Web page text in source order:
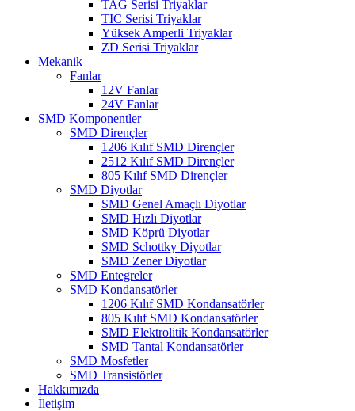
TAG Serisi Triyaklar
TIC Serisi Triyaklar
Yüksek Amperli Triyaklar
ZD Serisi Triyaklar
Mekanik
Fanlar
12V Fanlar
24V Fanlar
SMD Komponentler
SMD Dirençler
1206 Kılıf SMD Dirençler
2512 Kılıf SMD Dirençler
805 Kılıf SMD Dirençler
SMD Diyotlar
SMD Genel Amaçlı Diyotlar
SMD Hızlı Diyotlar
SMD Köprü Diyotlar
SMD Schottky Diyotlar
SMD Zener Diyotlar
SMD Entegreler
SMD Kondansatörler
1206 Kılıf SMD Kondansatörler
805 Kılıf SMD Kondansatörler
SMD Elektrolitik Kondansatörler
SMD Tantal Kondansatörler
SMD Mosfetler
SMD Transistörler
Hakkımızda
İletişim